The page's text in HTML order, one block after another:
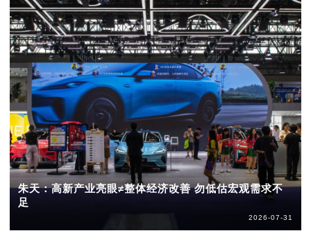
朱天：高新产业亮眼≠整体经济改善 勿低估宏观需求不
足
2026-07-31